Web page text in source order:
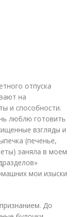
отпуска
на
и способности.
люблю готовить
взгляды и
(печенье,
заняла в моем
мои изыски
До